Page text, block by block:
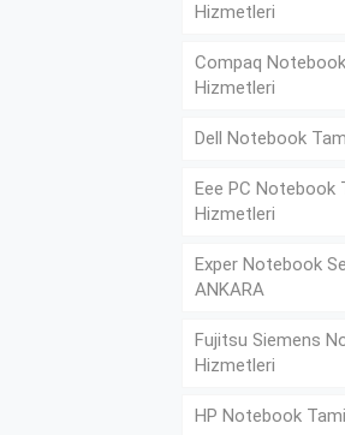
Hizmetleri
Compaq
Hizmetleri
Dell Notebook
Eee PC Notebook
Hizmetleri
Exper Notebook
ANKARA
Fujitsu Siemens
Hizmetleri
HP Notebook